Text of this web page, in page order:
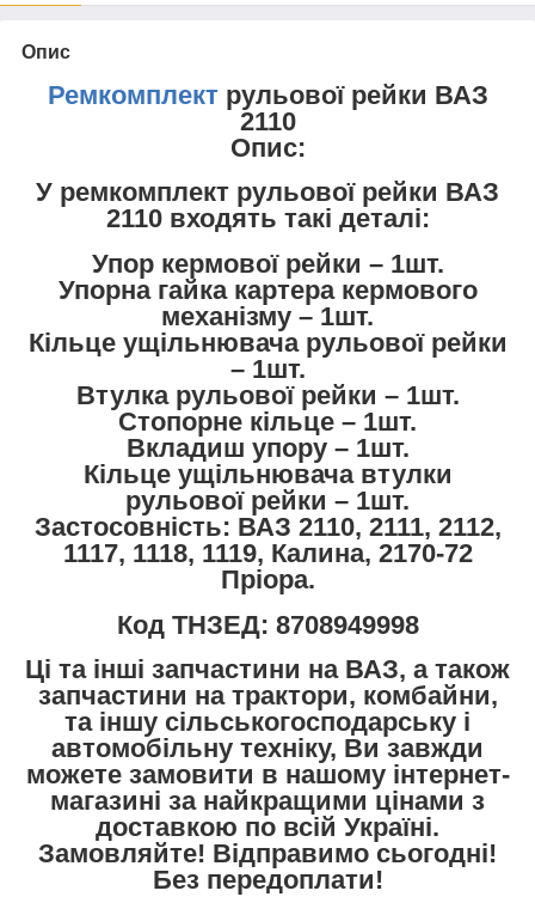
Опис
Ремкомплектрульової рейки ВАЗ
2110
Опис:
У ремкомплект рульової рейки ВАЗ
2110 входять такі деталі:
Упор кермової рейки – 1шт.
Упорна гайка картера кермового
механізму – 1шт.
Кільце ущільнювача рульової рейки
– 1шт.
Втулка рульової рейки – 1шт.
Стопорне кільце – 1шт.
Вкладиш упору – 1шт.
Кільце ущільнювача втулки
рульової рейки – 1шт.
Застосовність: ВАЗ 2110, 2111, 2112,
1117, 1118, 1119, Калина, 2170-72
Пріора.
Код ТНЗЕД: 8708949998
Ці та інші запчастини на ВАЗ, а також
запчастини на трактори, комбайни,
та іншу сільськогосподарську і
автомобільну техніку, Ви завжди
можете замовити в нашому інтернет-
магазині за найкращими цінами з
доставкою по всій Україні.
Замовляйте! Відправимо сьогодні!
Без передоплати!